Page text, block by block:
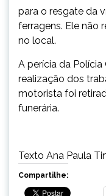
para o resgate da
ferragens. Ele não
no local.
A perícia da
realização dos
motorista foi
funerária.
Texto Ana Paula
Compartilhe: